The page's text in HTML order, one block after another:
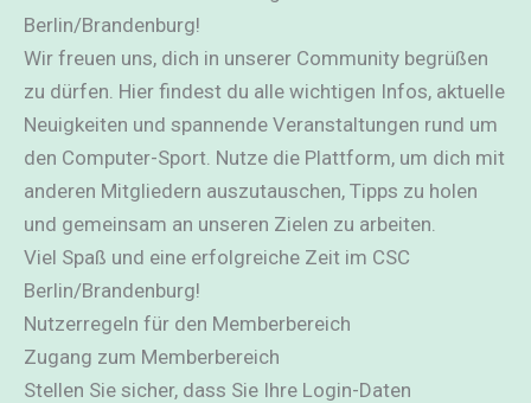
Berlin/Brandenburg!
Wir freuen uns, dich in unserer Community begrüßen
zu dürfen. Hier findest du alle wichtigen Infos, aktuelle
Neuigkeiten und spannende Veranstaltungen rund um
den Computer-Sport. Nutze die Plattform, um dich mit
anderen Mitgliedern auszutauschen, Tipps zu holen
und gemeinsam an unseren Zielen zu arbeiten.
Viel Spaß und eine erfolgreiche Zeit im CSC
Berlin/Brandenburg!
Nutzerregeln für den Memberbereich
Zugang zum Memberbereich
Stellen Sie sicher, dass Sie Ihre Login-Daten